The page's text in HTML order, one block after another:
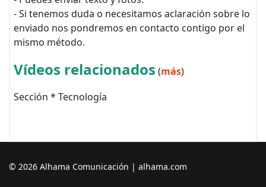
- Si tenemos duda o necesitamos aclaración sobre lo
enviado nos pondremos en contacto contigo por el
mismo método.
Vídeos relacionados (más)
Sección * Tecnología
© 2026 Alhama Comunicación | alhama.com